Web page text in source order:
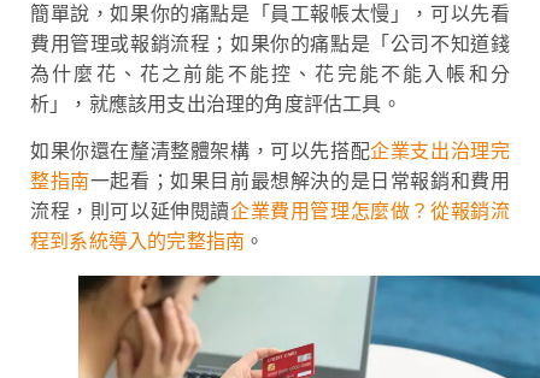
簡單說，如果你的痛點是「員工報帳太慢」，可以先看
費用管理或報銷流程；如果你的痛點是「公司不知道錢
為什麼花、花之前能不能控、花完能不能入帳和分
析」，就應該用支出治理的角度評估工具。
如果你還在釐清整體架構，可以先搭配企業支出治理完
整指南一起看；如果目前最想解決的是日常報銷和費用
流程，則可以延伸閱讀企業費用管理怎麼做？從報銷流
程到系統導入的完整指南 。